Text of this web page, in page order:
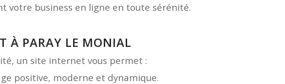
votre business en ligne en toute sérénité.
À PARAY LE MONIAL
un site internet vous permet :
positive, moderne et dynamique.